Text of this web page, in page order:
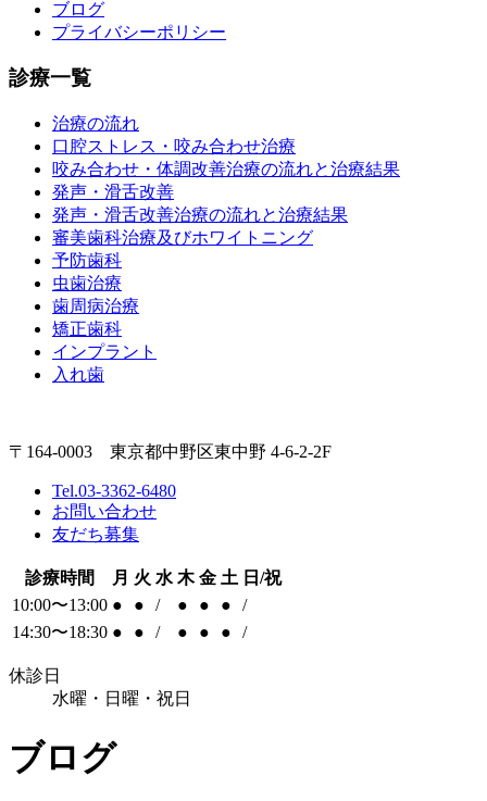
ブログ
プライバシーポリシー
診療一覧
治療の流れ
口腔ストレス・咬み合わせ治療
咬み合わせ・体調改善治療の流れと治療結果
発声・滑舌改善
発声・滑舌改善治療の流れと治療結果
審美歯科治療及びホワイトニング
予防歯科
虫歯治療
歯周病治療
矯正歯科
インプラント
入れ歯
〒164-0003 東京都中野区東中野 4-6-2-2F
Tel.03-3362-6480
お問い合わせ
友だち募集
診療時間 月 火 水 木 金 土 日/祝
10:00〜13:00 ● ● / ● ● ●
/
14:30〜18:30 ● ● / ● ● ● /
休診日
水曜・日曜・祝日
ブログ